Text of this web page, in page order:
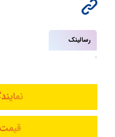
رسالینک